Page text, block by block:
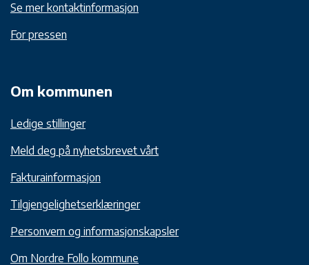
Se mer kontaktinformasjon
For pressen
Om kommunen
Ledige stillinger
Meld deg på nyhetsbrevet vårt
Fakturainformasjon
Tilgjengelighetserklæringer
Personvern og informasjonskapsler
Om Nordre Follo kommune